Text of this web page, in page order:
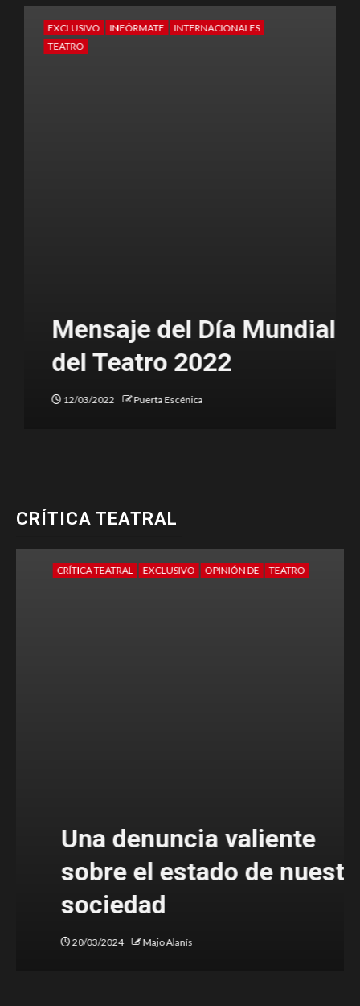
EXCLUSIVO INFÓRMATE
INTERNACIONALES
TEATRO
Mensaje del Día Mundial
del Teatro 2022
12/03/2022 Puerta Escénica
CRÍTICA TEATRAL
CRÍTICA TEATRAL EXCLUSIVO OPINIÓN DE TEATRO
Una denuncia valiente
sobre el estado de nuestra
sociedad
20/03/2024 Majo Alanís